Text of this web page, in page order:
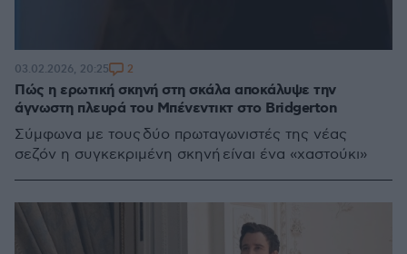
Πώς η ερωτική σκηνή στη σκάλα αποκάλυψε την
άγνωστη πλευρά του Μπένεντικτ στο Bridgerton
Σύμφωνα με τους δύο πρωταγωνιστές της νέας
σεζόν η συγκεκριμένη σκηνή είναι ένα «χαστούκι»
03.02.2026, 20:25 2